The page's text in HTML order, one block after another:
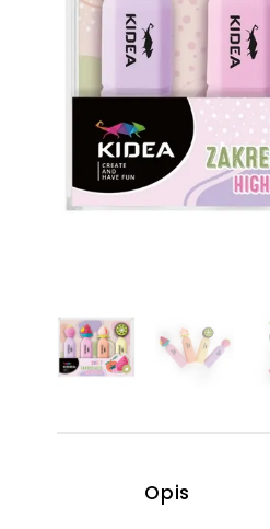
Opis
Powiększony kursor
Pomoc w czytaniu
Podkreślenie linków